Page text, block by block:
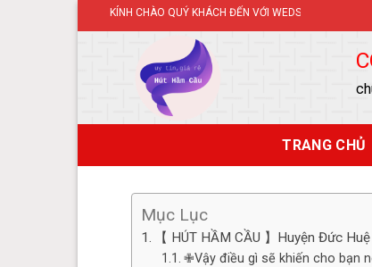
to
KÍNH CHÀO QUÝ KHÁCH ĐẾN VỚI WEDSITE.
TRANG CHỦ
Mục Lục
【 HÚT HẦM CẦU 】Huyện Đức
✙Vậy điều gì sẽ khiến cho bạn